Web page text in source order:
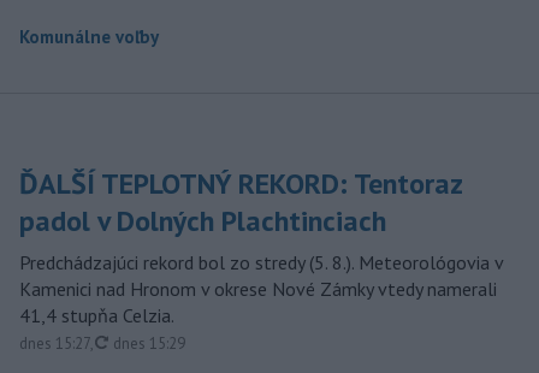
Komunálne voľby
ĎALŠÍ TEPLOTNÝ REKORD: Tentoraz
padol v Dolných Plachtinciach
Predchádzajúci rekord bol zo stredy (5. 8.). Meteorológovia v
Kamenici nad Hronom v okrese Nové Zámky vtedy namerali
41,4 stupňa Celzia.
dnes 15:27, aktualizované
dnes 15:29